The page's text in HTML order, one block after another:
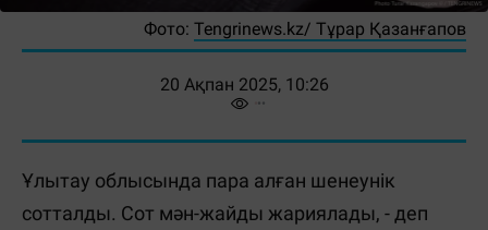
Фото: Tengrinews.kz/ Тұрар Қазанғапов
20 Ақпан 2025, 10:26
Ұлытау облысында пара алған шенеунік
сотталды. Сот мән-жайды жариялады, - деп